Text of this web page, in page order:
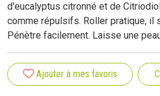
d'eucalyptus citronné et de
comme répulsifs. Roller pratique, il
Pénètre facilement. Laisse une
Ajouter à mes favoris